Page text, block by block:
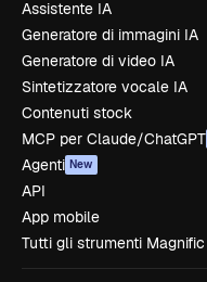
Assistente IA
Generatore di immagini IA
Generatore di video IA
Sintetizzatore vocale IA
Contenuti stock
MCP per Claude/ChatGPT
Agenti New
API
App mobile
Tutti gli strumenti Magnific